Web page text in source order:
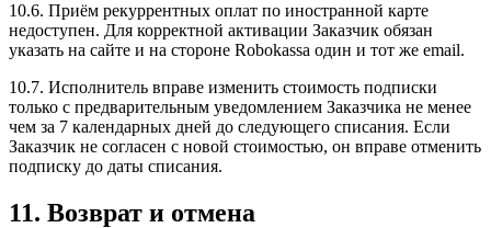
10.6. Приём рекуррентных оплат по иностранной карте
недоступен. Для корректной активации Заказчик обязан
указать на сайте и на стороне Robokassa один и тот же email.
10.7. Исполнитель вправе изменить стоимость подписки
только с предварительным уведомлением Заказчика не менее
чем за 7 календарных дней до следующего списания. Если
Заказчик не согласен с новой стоимостью, он вправе отменить
подписку до даты списания.
11. Возврат и отмена